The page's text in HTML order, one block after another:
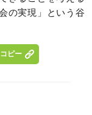
の実現」という谷
ピー